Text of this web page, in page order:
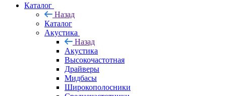
Каталог
Назад
Каталог
Акустика
Назад
Акустика
Высокочастотная
Драйверы
Мидбасы
Широкополосники